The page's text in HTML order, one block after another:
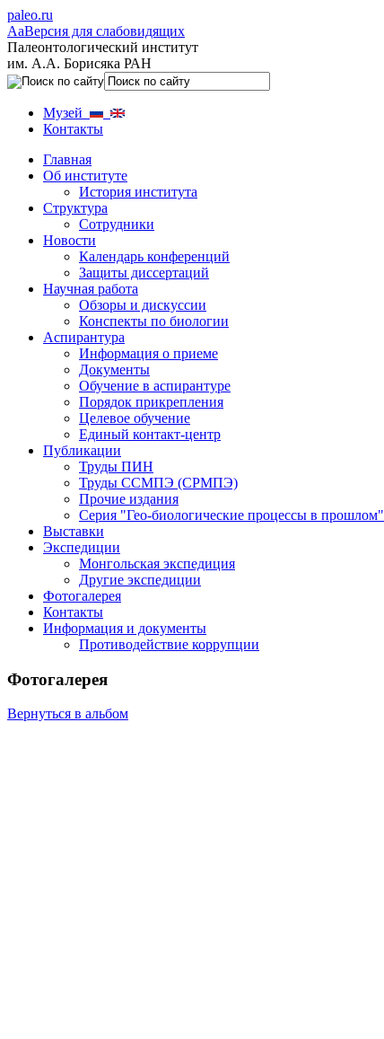
paleo.ru
AaВерсия для слабовидящих
Палеонтологический институт
им. А.А. Борисяка РАН
Музей
Контакты
Главная
Об институте
История института
Структура
Сотрудники
Новости
Календарь конференций
Защиты диссертаций
Научная работа
Обзоры и дискуссии
Конспекты по биологии
Аспирантура
Информация о приеме
Документы
Обучение в аспирантуре
Порядок прикрепления
Целевое обучение
Единый контакт-центр
Публикации
Труды ПИН
Труды ССМПЭ (СРМПЭ)
Прочие издания
Серия "Гео-биологические процессы в прошлом"
Выставки
Экспедиции
Монгольская экспедиция
Другие экспедиции
Фотогалерея
Контакты
Информация и документы
Противодействие коррупции
Фотогалерея
Вернуться в альбом